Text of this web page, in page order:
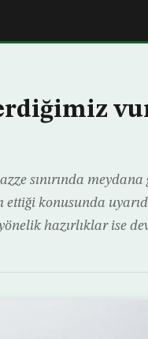
sınırında
ettiği konusunda
hazırlıklar ise